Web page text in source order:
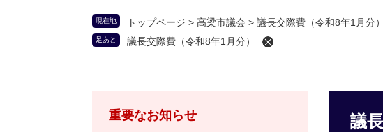
現在地 トップページ > 高梁市議会 > 議長交際費（令和8年1月分）
足あと 議長交際費（令和8年1月分）
議
重要なお知らせ